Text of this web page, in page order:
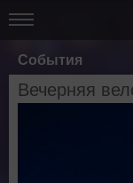
События
Вечерняя